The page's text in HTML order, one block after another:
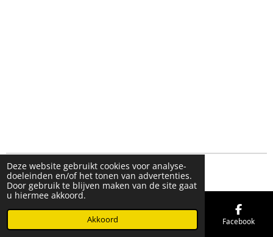
Deze website gebruikt cookies voor analyse-
doeleinden en/of het tonen van advertenties.
Door gebruik te blijven maken van de site gaat
u hiermee akkoord.
Akkoord
© 2019 - 2026 FMK STORE
Telefoonnummer Facebook